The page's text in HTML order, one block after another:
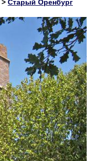
> Старый Оренбург